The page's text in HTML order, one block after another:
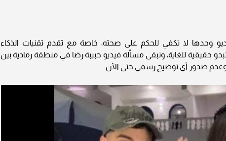
وحدها لا تكفي للحكم على صحته، خاصة مع تقدم تقنيات الذكاء
حقيقية للغاية، وتبقى مسألة فيديو حبيبة رضا في منطقة رمادية بين
وعدم صدور أي توضيح رسمي حتى الآن.